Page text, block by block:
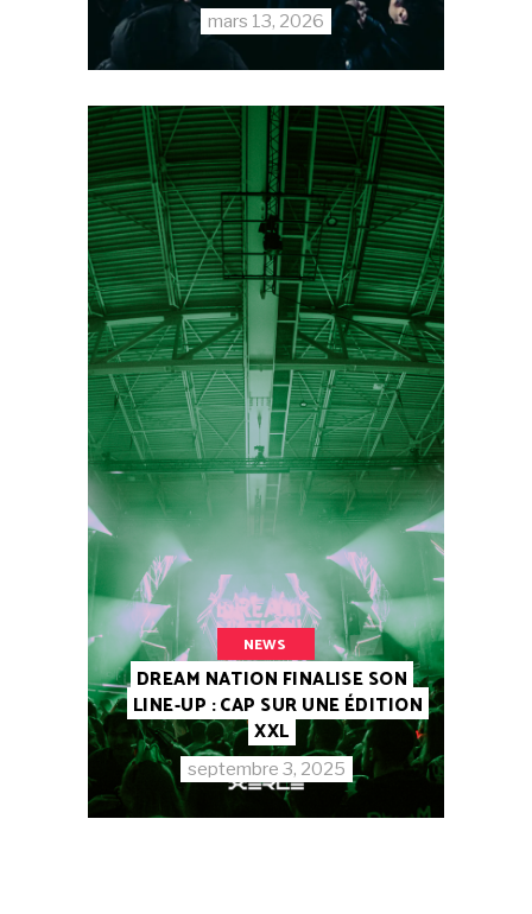
mars 13, 2026
NEWS
DREAM NATION FINALISE SON
LINE-UP : CAP SUR UNE ÉDITION
XXL
septembre 3, 2025